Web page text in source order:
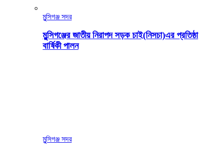
মুন্সিগঞ্জ সদর
মুন্সিগঞ্জের জাতীয় নিরাপদ সড়ক চাই(নিসচা)এর প্রতিষ্ঠা
বার্ষিকী পালন
মুন্সিগঞ্জ সদর